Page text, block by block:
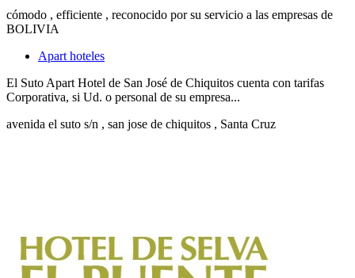
cómodo , efficiente , reconocido por su servicio a las empresas de
BOLIVIA
Apart hoteles
El Suto Apart Hotel de San José de Chiquitos cuenta con tarifas
Corporativa, si Ud. o personal de su empresa...
avenida el suto s/n , san jose de chiquitos , Santa Cruz